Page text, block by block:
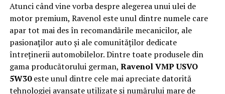
Atunci când vine vorba despre alegerea unui ulei de
motor premium, Ravenol este unul dintre numele care
apar tot mai des în recomandările mecanicilor, ale
pasionaților auto și ale comunităților dedicate
întreținerii automobilelor. Dintre toate produsele din
gama producătorului german, Ravenol VMP USVO
5W30este unul dintre cele mai apreciate datorită
tehnologiei avansate utilizate și numărului mare de